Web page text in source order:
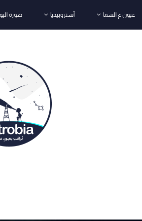
عيون ع السما أستروبيديا صورة